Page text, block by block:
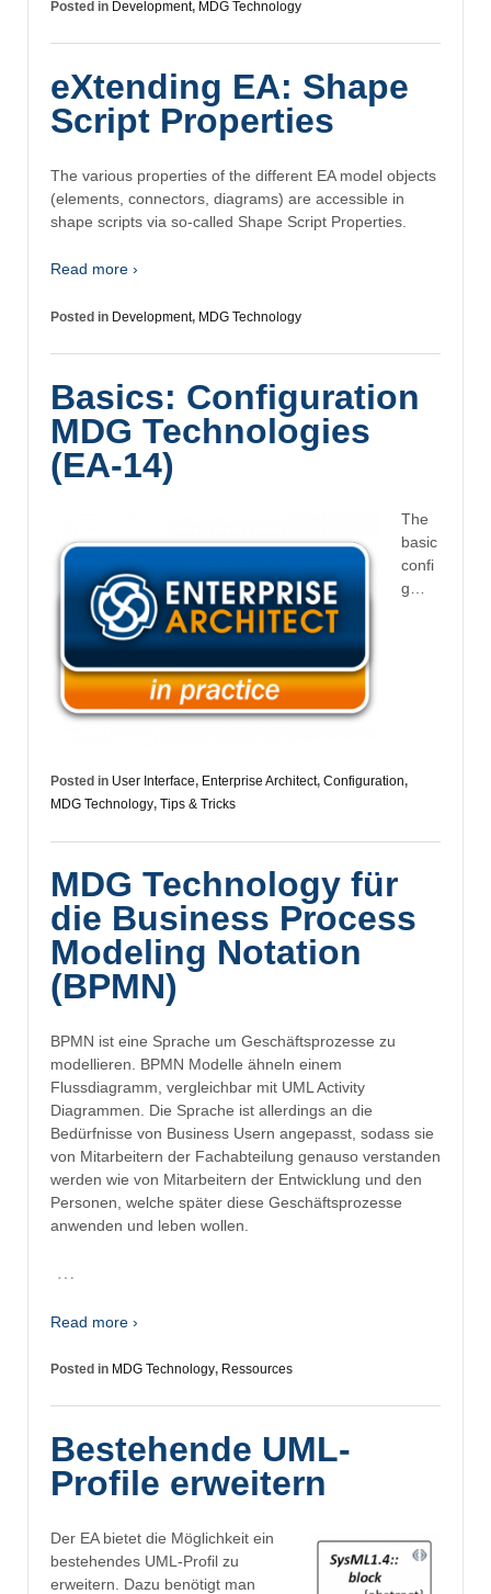
Posted in Development, MDG Technology
eXtending EA: Shape
Script Properties
The various properties of the different EA model objects
(elements, connectors, diagrams) are accessible in
shape scripts via so-called Shape Script Properties.
Read more ›
Posted in Development, MDG Technology
Basics: Configuration
MDG Technologies
(EA-14)
The
basic
confi
g…
Posted in User Interface, Enterprise Architect, Configuration,
MDG Technology, Tips & Tricks
MDG Technology für
die Business Process
Modeling Notation
(BPMN)
BPMN ist eine Sprache um Geschäftsprozesse zu
modellieren. BPMN Modelle ähneln einem
Flussdiagramm, vergleichbar mit UML Activity
Diagrammen. Die Sprache ist allerdings an die
Bedürfnisse von Business Usern angepasst, sodass sie
von Mitarbeitern der Fachabteilung genauso verstanden
werden wie von Mitarbeitern der Entwicklung und den
Personen, welche später diese Geschäftsprozesse
anwenden und leben wollen.
…
Read more ›
Posted in MDG Technology, Ressources
Bestehende UML-
Profile erweitern
Der EA bietet die Möglichkeit ein
bestehendes UML-Profil zu
erweitern. Dazu benötigt man